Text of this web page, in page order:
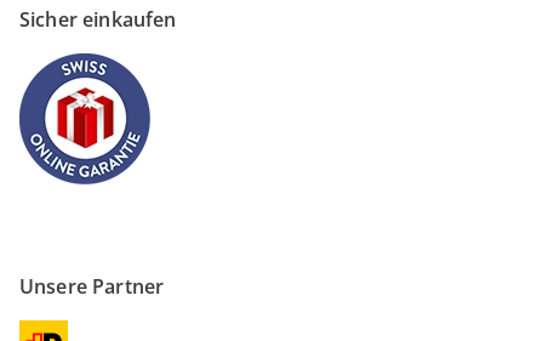
Sicher einkaufen
Unsere Partner